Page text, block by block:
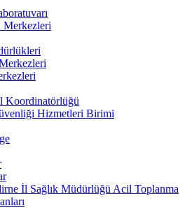
Merkezleri
Koordinatörlüğü
Hizmetleri Birimi
İl Sağlık Müdürlüğü Acil Toplanma